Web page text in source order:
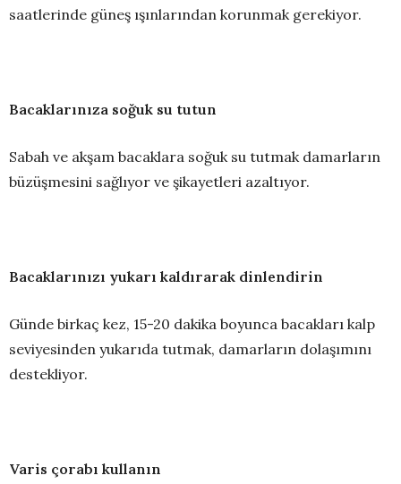
saatlerinde güneş ışınlarından korunmak gerekiyor.
Bacaklarınıza soğuk su tutun
Sabah ve akşam bacaklara soğuk su tutmak damarların
büzüşmesini sağlıyor ve şikayetleri azaltıyor.
Bacaklarınızı yukarı kaldırarak dinlendirin
Günde birkaç kez, 15-20 dakika boyunca bacakları kalp
seviyesinden yukarıda tutmak, damarların dolaşımını
destekliyor.
Varis çorabı kullanın